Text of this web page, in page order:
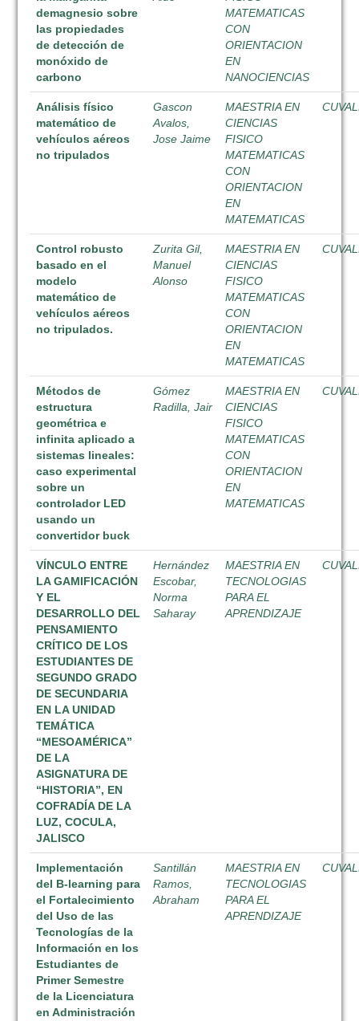
demagnesio sobre
las propiedades
de detección de
monóxido de
carbono
MATEMATICAS
CON
ORIENTACION
EN
NANOCIENCIAS
Análisis físico
matemático de
vehículos aéreos
no tripulados
Gascon
Avalos,
Jose Jaime
MAESTRIA EN
CIENCIAS
FISICO
MATEMATICAS
CON
ORIENTACION
EN
MATEMATICAS
Control robusto
basado en el
modelo
matemático de
vehículos aéreos
no tripulados.
Zurita Gil,
Manuel
Alonso
MAESTRIA EN
CIENCIAS
FISICO
MATEMATICAS
CON
ORIENTACION
EN
MATEMATICAS
Métodos de
estructura
geométrica e
infinita aplicado a
sistemas lineales:
caso experimental
sobre un
controlador LED
usando un
convertidor buck
Gómez
Radilla, Jair
MAESTRIA EN
CIENCIAS
FISICO
MATEMATICAS
CON
ORIENTACION
EN
MATEMATICAS
VÍNCULO ENTRE
LA GAMIFICACIÓN
Y EL
DESARROLLO DEL
PENSAMIENTO
CRÍTICO DE LOS
ESTUDIANTES DE
SEGUNDO GRADO
DE SECUNDARIA
EN LA UNIDAD
TEMÁTICA
“MESOAMÉRICA”
DE LA
ASIGNATURA DE
“HISTORIA”, EN
COFRADÍA DE LA
LUZ, COCULA,
JALISCO
Hernández
Escobar,
Norma
Saharay
MAESTRIA EN
TECNOLOGIAS
PARA EL
APRENDIZAJE
Implementación
del B-learning para
el Fortalecimiento
del Uso de las
Tecnologías de la
Información en los
Estudiantes de
Primer Semestre
de la Licenciatura
en Administración
Santillán
Ramos,
Abraham
MAESTRIA EN
TECNOLOGIAS
PARA EL
APRENDIZAJE